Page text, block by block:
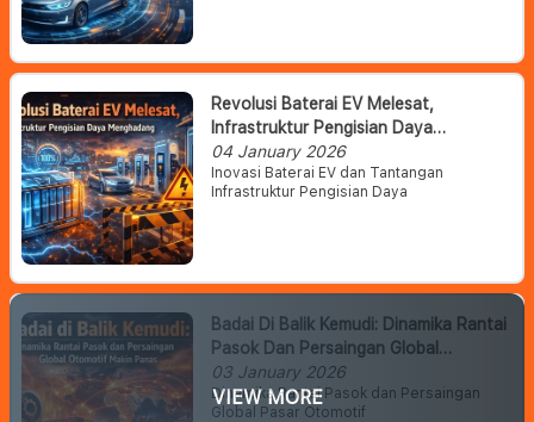
Revolusi Baterai EV Melesat,
Infrastruktur Pengisian Daya
Menghadang
04 January 2026
Inovasi Baterai EV dan Tantangan
Infrastruktur Pengisian Daya
Badai Di Balik Kemudi: Dinamika Rantai
Pasok Dan Persaingan Global
Otomotif Makin Panas
03 January 2026
Dinamika Rantai Pasok dan Persaingan
Global Pasar Otomotif
VIEW MORE